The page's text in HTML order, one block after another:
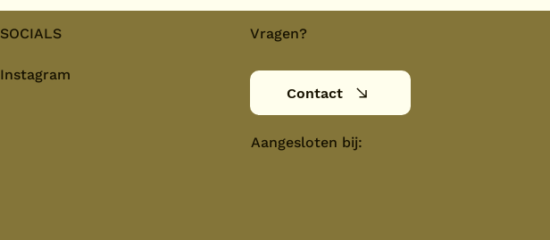
SOCIALS
Instagram
Aangesloten bij:
Vragen?
Contact